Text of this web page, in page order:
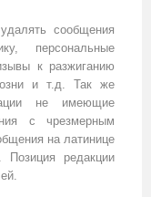
сообщения
персональные
к разжиганию
и т.д. Так же
не имеющие
с чрезмерным
на латинице
Позиция редакции